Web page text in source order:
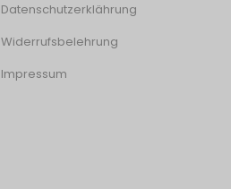
Datenschutzerklährung
Widerrufsbelehrung
Impressum